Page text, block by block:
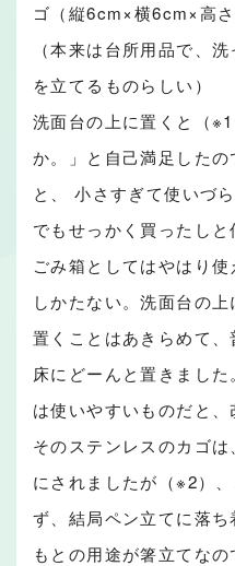
ゴ（縦6cm×横6cm×高
（本来は台所用品で、
を立てるものらしい）
洗面台の上に置くと（
か。」と自己満足した
と、 小さすぎて使いづら
でもせっかく買ったしと
ごみ箱としてはやはり使
しかたない。洗面台の
置くことはあきらめて
床にどーんと置きまし
は使いやすいものだと、
そのステンレスのカゴ
にされましたが（※2）
ず、結局ペン立てに落
もとの用途が箸立てな